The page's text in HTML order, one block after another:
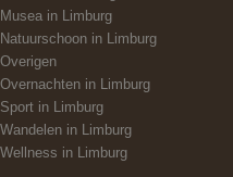
Musea in Limburg
Natuurschoon in Limburg
Overigen
Overnachten in Limburg
Sport in Limburg
Wandelen in Limburg
Wellness in Limburg